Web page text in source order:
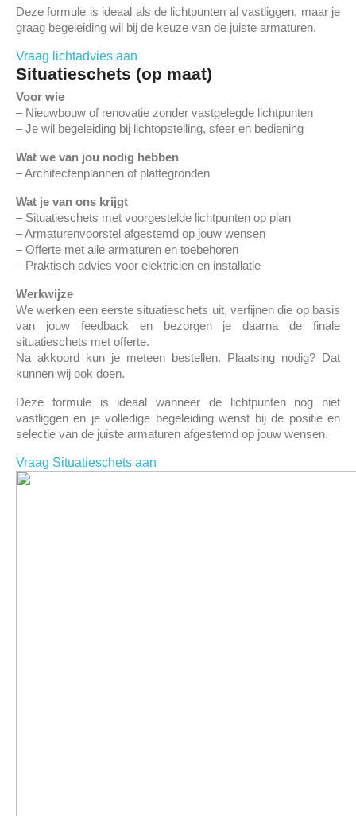
Deze formule is ideaal als de lichtpunten al vastliggen, maar je
graag begeleiding wil bij de keuze van de juiste armaturen.
Vraag lichtadvies aan
Situatieschets (op maat)
Voor wie
– Nieuwbouw of renovatie zonder vastgelegde lichtpunten
– Je wil begeleiding bij lichtopstelling, sfeer en bediening
Wat we van jou nodig hebben
– Architectenplannen of plattegronden
Wat je van ons krijgt
– Situatieschets met voorgestelde lichtpunten op plan
– Armaturenvoorstel afgestemd op jouw wensen
– Offerte met alle armaturen en toebehoren
– Praktisch advies voor elektricien en installatie
Werkwijze
We werken een eerste situatieschets uit, verfijnen die op basis
van jouw feedback en bezorgen je daarna de finale
situatieschets met offerte.
Na akkoord kun je meteen bestellen. Plaatsing nodig? Dat
kunnen wij ook doen.
Deze formule is ideaal wanneer de lichtpunten nog niet
vastliggen en je volledige begeleiding wenst bij de positie en
selectie van de juiste armaturen afgestemd op jouw wensen.
Vraag Situatieschets aan